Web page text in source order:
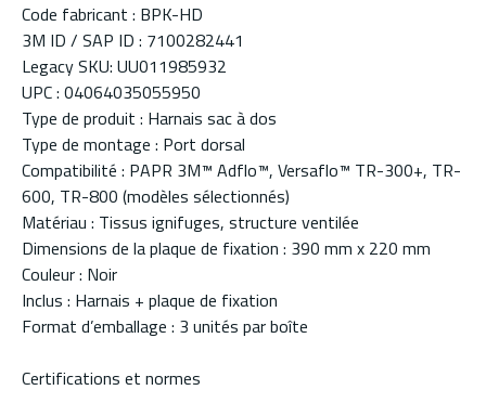
Code fabricant : BPK-HD
3M ID / SAP ID : 7100282441
Legacy SKU: UU011985932
UPC : 04064035055950
Type de produit : Harnais sac à dos
Type de montage : Port dorsal
Compatibilité : PAPR 3M™ Adflo™, Versaflo™ TR-300+, TR-
600, TR-800 (modèles sélectionnés)
Matériau : Tissus ignifuges, structure ventilée
Dimensions de la plaque de fixation : 390 mm x 220 mm
Couleur : Noir
Inclus : Harnais + plaque de fixation
Format d’emballage : 3 unités par boîte
Certifications et normes